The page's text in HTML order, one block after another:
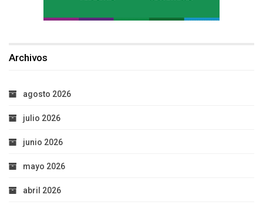
Archivos
agosto 2026
julio 2026
junio 2026
mayo 2026
abril 2026